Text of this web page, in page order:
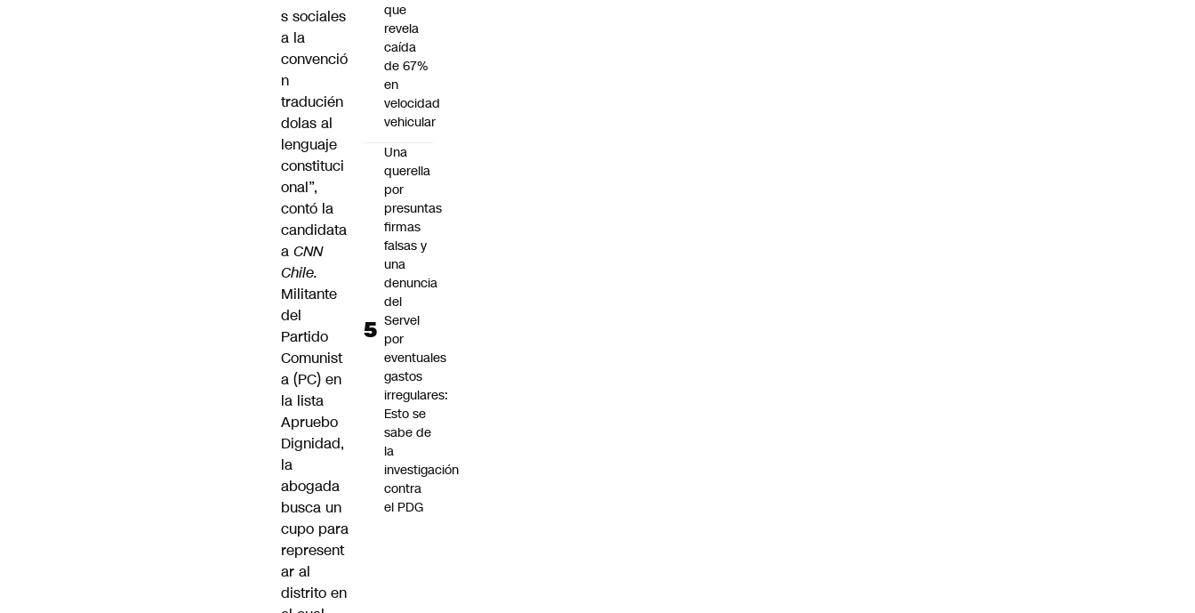
s sociales
a la
convenció
n
traducién
dolas al
lenguaje
constituci
onal”,
contó la
candidata
a CNN
Chile.
Militante
del
Partido
Comunist
a (PC) en
la lista
Apruebo
Dignidad,
la
abogada
busca un
cupo para
represent
ar al
distrito en
que
revela
caída
de 67%
en
velocidad
vehicular
Una
querella
por
presuntas
firmas
falsas y
una
denuncia
del
Servel
por
eventuales
gastos
irregulares:
Esto se
sabe de
la
investigación
contra
el PDG